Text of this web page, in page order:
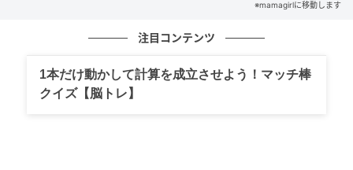
※mamagirlに移動します
注目コンテンツ
1本だけ動かして計算を成立させよう！マッチ棒
クイズ【脳トレ】